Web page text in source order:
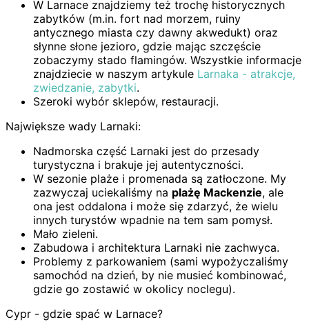
W Larnace znajdziemy też trochę historycznych
zabytków (m.in. fort nad morzem, ruiny
antycznego miasta czy dawny akwedukt) oraz
słynne słone jezioro, gdzie mając szczęście
zobaczymy stado flamingów. Wszystkie informacje
znajdziecie w naszym artykule Larnaka - atrakcje,
zwiedzanie, zabytki.
Szeroki wybór sklepów, restauracji.
Największe wady Larnaki:
Nadmorska część Larnaki jest do przesady
turystyczna i brakuje jej autentyczności.
W sezonie plaże i promenada są zatłoczone. My
zazwyczaj uciekaliśmy na plażę Mackenzie, ale
ona jest oddalona i może się zdarzyć, że wielu
innych turystów wpadnie na tem sam pomysł.
Mało zieleni.
Zabudowa i architektura Larnaki nie zachwyca.
Problemy z parkowaniem (sami wypożyczaliśmy
samochód na dzień, by nie musieć kombinować,
gdzie go zostawić w okolicy noclegu).
Cypr - gdzie spać w Larnace?